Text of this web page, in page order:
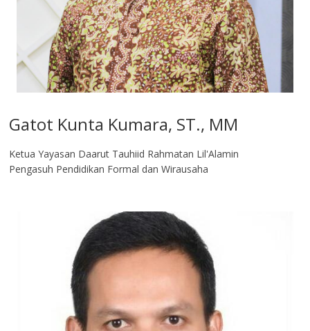
Gatot Kunta Kumara, ST., MM
Ketua Yayasan Daarut Tauhiid Rahmatan Lil'Alamin
Pengasuh Pendidikan Formal dan Wirausaha